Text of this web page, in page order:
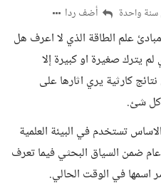
سنة واحدة أضف ردا
علم الطاقة الذي لا اعرف هل
يترك صغيرة او كبيرة إلا
كارثية يري اثارها على
كل شئ.
تستخدم في البيئة العلمية
ضمن السياق البحثي فيما تعرف
اسمها في الوقت الحالي.